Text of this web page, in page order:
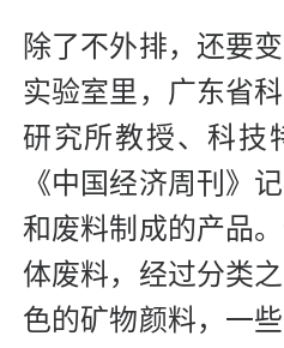
除了不外排，还要
实验室里，广东省
研究所教授、科技
《中国经济周刊》
和废料制成的产品
体废料，经过分类
色的矿物颜料，一